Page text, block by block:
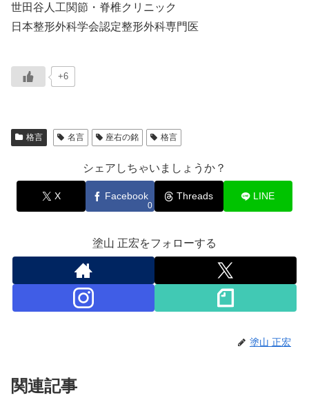
世田谷人工関節・脊椎クリニック
日本整形外科学会認定整形外科専門医
+6
格言 名言 座右の銘 格言
シェアしちゃいましょうか？
X Facebook
0
Threads LINE
塗山 正宏をフォローする
塗山 正宏
関連記事